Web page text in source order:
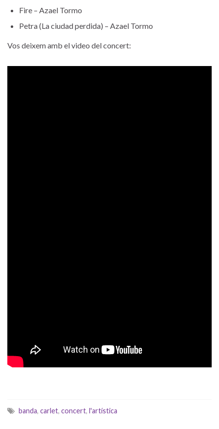
Fire – Azael Tormo
Petra (La ciudad perdida) – Azael Tormo
Vos deixem amb el video del concert:
banda, carlet, concert, l'artística